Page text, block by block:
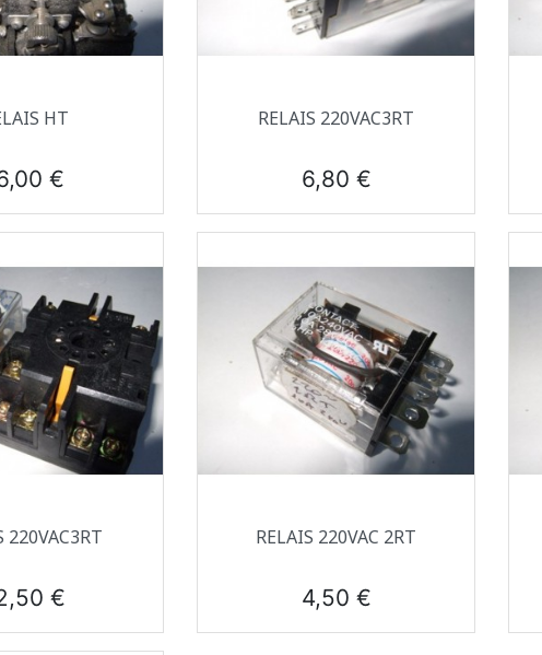
rapide
HT
€
 Aperçu rapide
RELAIS 220VAC3RT
Prix
6,80 €
rapide
220VAC3RT
€
Aperçu rapide
RELAIS 220VAC 2RT
Prix
4,50 €